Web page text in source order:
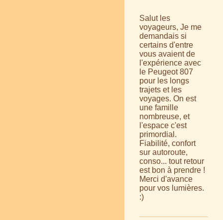
Salut les
voyageurs, Je me
demandais si
certains d'entre
vous avaient de
l'expérience avec
le Peugeot 807
pour les longs
trajets et les
voyages. On est
une famille
nombreuse, et
l'espace c'est
primordial.
Fiabilité, confort
sur autoroute,
conso... tout retour
est bon à prendre !
Merci d'avance
pour vos lumières.
:)